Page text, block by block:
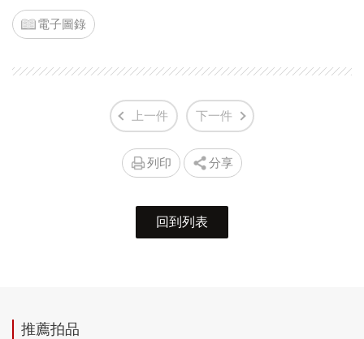
電子圖錄
上一件 下一件
列印 分享
回到列表
推薦拍品